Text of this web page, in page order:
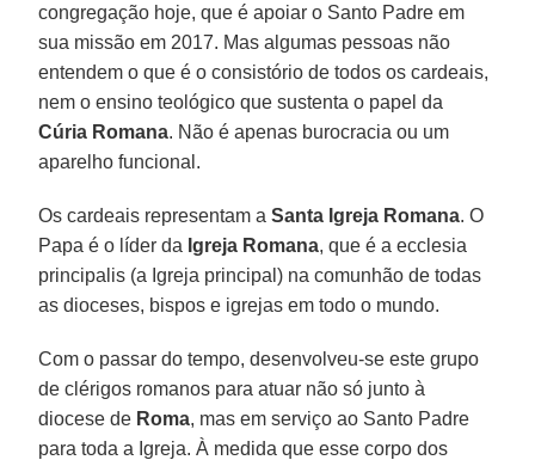
congregação hoje, que é apoiar o Santo Padre em
sua missão em 2017. Mas algumas pessoas não
entendem o que é o consistório de todos os cardeais,
nem o ensino teológico que sustenta o papel da
Cúria Romana. Não é apenas burocracia ou um
aparelho funcional.
Os cardeais representam aSanta Igreja Romana. O
Papa é o líder da Igreja Romana, que é a ecclesia
principalis (a Igreja principal) na comunhão de todas
as dioceses, bispos e igrejas em todo o mundo.
Com o passar do tempo, desenvolveu-se este grupo
de clérigos romanos para atuar não só junto à
diocese de Roma, mas em serviço ao Santo Padre
para toda a Igreja. À medida que esse corpo dos